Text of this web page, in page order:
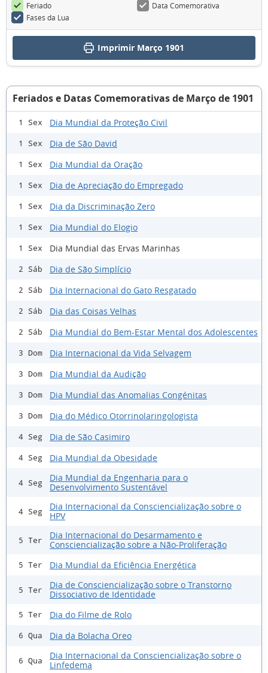
Feriado
Data Comemorativa
Fases da Lua
Imprimir Março 1901
Feriados e Datas Comemorativas de Março de 1901
1 Sex Dia Mundial da Proteção Civil
1 Sex Dia de São David
1 Sex Dia Mundial da Oração
1 Sex Dia de Apreciação do Empregado
1 Sex Dia da Discriminação Zero
1 Sex Dia Mundial do Elogio
1 Sex Dia Mundial das Ervas Marinhas
2 Sáb Dia de São Simplício
2 Sáb Dia Internacional do Gato Resgatado
2 Sáb Dia das Coisas Velhas
2 Sáb Dia Mundial do Bem-Estar Mental dos Adolescentes
3 Dom Dia Internacional da Vida Selvagem
3 Dom Dia Mundial da Audição
3 Dom Dia Mundial das Anomalias Congénitas
3 Dom Dia do Médico Otorrinolaringologista
4 Seg Dia de São Casimiro
4 Seg Dia Mundial da Obesidade
4 Seg
Dia Mundial da Engenharia para o
Desenvolvimento Sustentável
4 Seg
Dia Internacional da Consciencialização sobre o
HPV
5 Ter
Dia Internacional do Desarmamento e
Consciencialização sobre a Não-Proliferação
5 Ter Dia Mundial da Eficiência Energética
5 Ter
Dia de Consciencialização sobre o Transtorno
Dissociativo de Identidade
5 Ter Dia do Filme de Rolo
6 Qua Dia da Bolacha Oreo
6 Qua
Dia Internacional da Consciencialização sobre o
Linfedema